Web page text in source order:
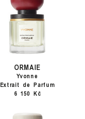
ORMAIE
Yvonne
Extrait de Parfum
6 150 Kč